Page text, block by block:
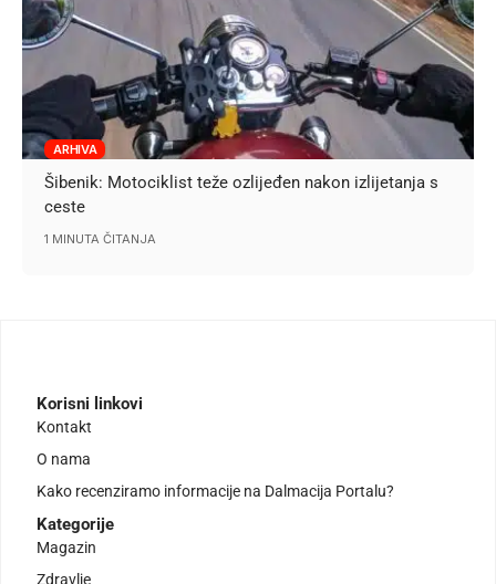
ARHIVA
Šibenik: Motociklist teže ozlijeđen nakon izlijetanja s
ceste
1 MINUTA ČITANJA
Korisni linkovi
Kontakt
O nama
Kako recenziramo informacije na Dalmacija Portalu?
Kategorije
Magazin
Zdravlje